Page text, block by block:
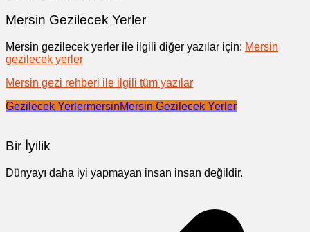
Mersin Gezilecek Yerler
Mersin gezilecek yerler ile ilgili diğer yazılar için: Mersin
gezilecek yerler
Mersin gezi rehberi ile ilgili tüm yazılar
Gezilecek YerlermersinMersin Gezilecek Yerler
Bir İyilik
Dünyayı daha iyi yapmayan insan insan değildir.